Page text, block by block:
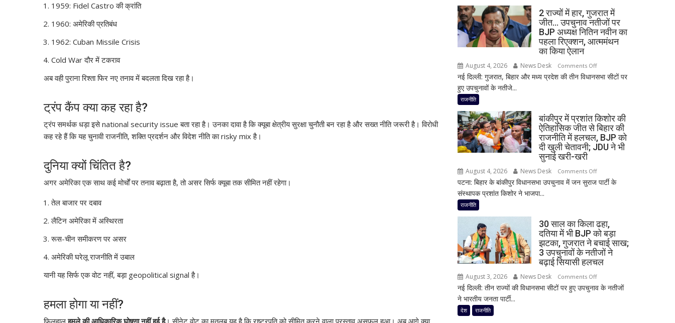
1959: Fidel Castro की क्रांति
1960: अमेरिकी प्रतिबंध
1962: Cuban Missile Crisis
Cold War दौर में टकराव
अब वही पुराना रिश्ता फिर नए तनाव में बदलता दिख रहा है।
ट्रंप कैंप क्या कह रहा है?
ट्रंप समर्थक धड़ा इसे national security issue बता रहा है। उनका दावा है कि क्यूबा क्षेत्रीय सुरक्षा चुनौती बन रहा है और सख्त नीति जरूरी है। विरोधी
कह रहे हैं कि यह चुनावी राजनीति, शक्ति प्रदर्शन और विदेश नीति का risky mix है।
दुनिया क्यों चिंतित है?
अगर अमेरिका एक साथ कई मोर्चों पर तनाव बढ़ाता है, तो असर सिर्फ क्यूबा तक सीमित नहीं रहेगा।
तेल बाजार पर दबाव
लैटिन अमेरिका में अस्थिरता
रूस-चीन समीकरण पर असर
अमेरिकी घरेलू राजनीति में उबाल
यानी यह सिर्फ एक वोट नहीं, बड़ा geopolitical signal है।
हमला होगा या नहीं?
सीएम
योगी
का
SIT
किसी
साधु-
संत
की
नहीं
मिली
2 राज्यों में हार, गुजरात में
जीत… उपचुनाव नतीजों पर
BJP अध्यक्ष नितिन नवीन का
पहला रिएक्शन, आत्ममंथन
का किया ऐलान
August 4, 2026 News Desk Comments Offon
2
गुजरात
में
जीत…
BJP
नवीन
का
पहला
रिएक्शन,
आत्ममंथन
का
किया
नई दिल्ली: गुजरात, बिहार और मध्य प्रदेश की तीन विधानसभा सीटों पर
हुए उपचुनावों के नतीजे...
राजनीति
बांकीपुर में प्रशांत किशोर की
ऐतिहासिक जीत से बिहार की
राजनीति में हलचल, BJP को
दी खुली चेतावनी; JDU ने भी
सुनाई खरी-खरी
August 4, 2026 News Desk Comments Offon
बांकीपुर
की
ऐतिहासिक
जीत
से
राजनीति
पटना: बिहार के बांकीपुर विधानसभा उपचुनाव में जन सुराज पार्टी के
संस्थापक प्रशांत किशोर ने भाजपा...
राजनीति
30 साल का किला ढहा,
दतिया में भी BJP को बड़ा
झटका, गुजरात ने बचाई साख;
3 उपचुनावों के नतीजों ने
बढ़ाई सियासी हलचल
August 3, 2026 News Desk Comments Offon
30
नई दिल्ली: तीन राज्यों की विधानसभा सीटों पर हुए उपचुनाव के नतीजों
ने भारतीय जनता पार्टी...
देश राजनीति